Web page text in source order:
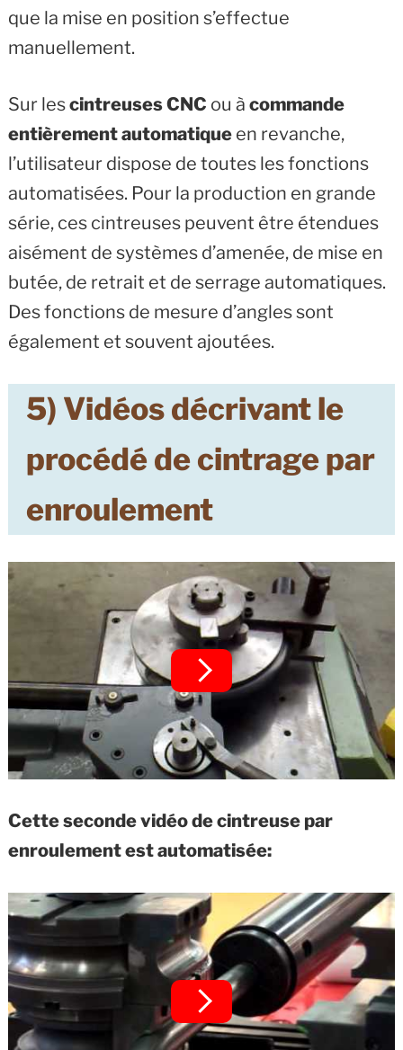
que la mise en position s’effectue
manuellement.
Sur lescintreuses CNC ou à commande
entièrement automatiqueen revanche,
l’utilisateur dispose de toutes les fonctions
automatisées. Pour la production en grande
série, ces cintreuses peuvent être étendues
aisément de systèmes d’amenée, de mise en
butée, de retrait et de serrage automatiques.
Des fonctions de mesure d’angles sont
également et souvent ajoutées.
5) Vidéos décrivant le
procédé de cintrage par
enroulement
Cette seconde vidéo de cintreuse par
enroulement est automatisée: